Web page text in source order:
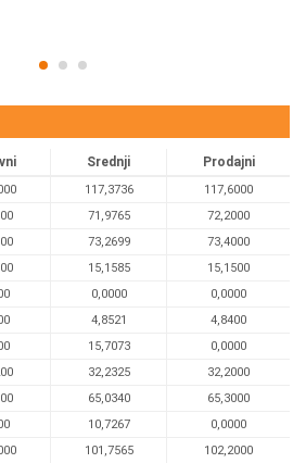
Srednji Prodajni
117,3736
117,6000
71,9765
72,2000
73,2699
73,4000
15,1585
15,1500
0,0000
0,0000
4,8521
4,8400
15,7073
0,0000
32,2325
32,2000
65,0340
65,3000
10,7267
0,0000
101,7565 102,2000